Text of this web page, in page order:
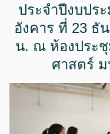
ประจำปีงบปร
อังคาร ที่ 23 ธั
น. ณ ห้องประ
ศาสตร์ ม